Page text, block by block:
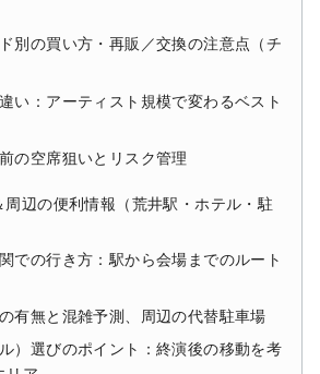
別の買い方・再販／交換の注意点（チ
い：アーティスト規模で変わるベスト
の空席狙いとリスク管理
辺の便利情報（荒井駅・ホテル・駐
での行き方：駅から会場までのルート
有無と混雑予測、周辺の代替駐車場
）選びのポイント：終演後の移動を考